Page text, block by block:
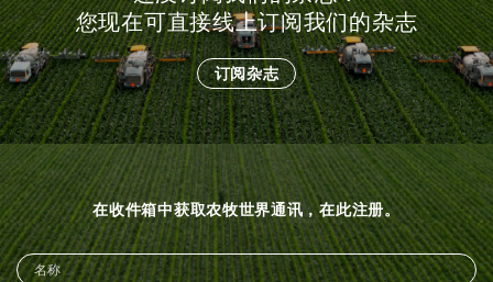
您现在可直接线上订阅我们的杂志
订阅杂志
在收件箱中获取农牧世界通讯，在此注册。